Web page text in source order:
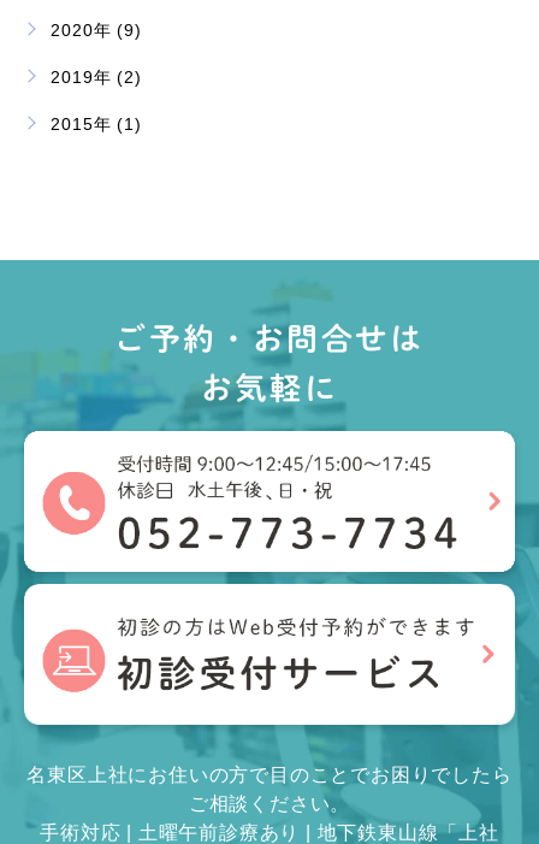
2020年 (9)
2019年 (2)
2015年 (1)
ご予約・お問合せは
お気軽に
名東区上社にお住いの方で目のことでお困りでしたら
ご相談ください。
手術対応 | 土曜午前診療あり | 地下鉄東山線「上社